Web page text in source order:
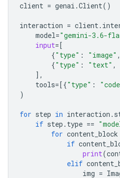
client = genai .Client()
interaction = client.
model="gemini-3.6-
input=[
{"type" : "image" ,
{"type" : "text" ,
],
tools=[{"type" :
)
for step in interaction .
if step . type ==
for content_block
if
print(
elif
img =